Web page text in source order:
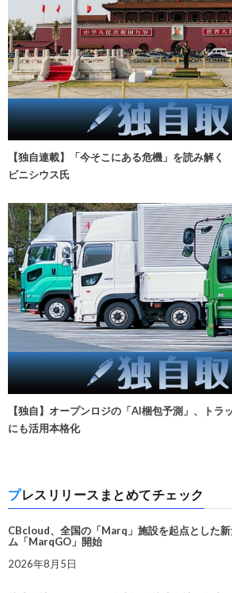
【独自連載】「今そこにある危機」を読み解
ビニシウス氏
【独自】オープンロジの「AI梱包予測」、トラ
にも活用本格化
プレスリリースまとめてチェック
CBcloud、全国の「Marq」施設を起点とした
ム「MarqGO」開始
2026年8月5日